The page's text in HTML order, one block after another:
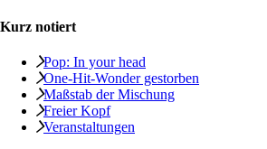
Kurz notiert
Pop: In your head
One-Hit-Wonder gestorben
Maßstab der Mischung
Freier Kopf
Veranstaltungen